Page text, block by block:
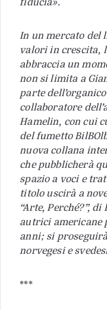
In un mercato del
valori in crescita,
abbraccia un
non si limita a
parte
collaboratore
Hamelin, con cui
del fumetto
nuova collana
che pubblicherà
spazio a voci e
titolo uscirà a
“Arte, Perché?”,
autrici americane
anni; si
norvegesi e
***